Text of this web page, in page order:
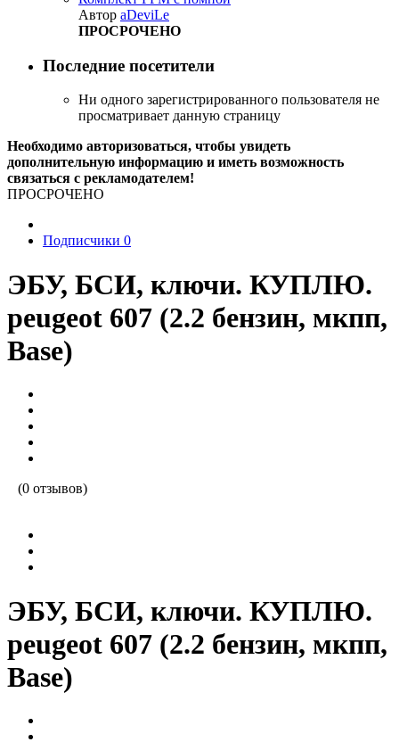
Автор aDeviLe
ПРОСРОЧЕНО
Последние посетители
Ни одного зарегистрированного пользователя не
просматривает данную страницу
Необходимо авторизоваться, чтобы увидеть
дополнительную информацию и иметь возможность
связаться с рекламодателем!
ПРОСРОЧЕНО
Подписчики 0
ЭБУ, БСИ, ключи. КУПЛЮ.
peugeot 607 (2.2 бензин, мкпп,
Base)
(0 отзывов)
ЭБУ, БСИ, ключи. КУПЛЮ.
peugeot 607 (2.2 бензин, мкпп,
Base)